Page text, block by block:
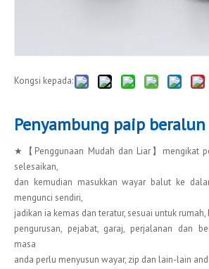
Kongsi kepada:
Penyambung paip beralun
★【Penggunaan Mudah dan Liar】mengikat
selesaikan,
dan kemudian masukkan wayar balut ke
mengunci sendiri,
jadikan ia kemas dan teratur, sesuai untuk rumah,
pengurusan, pejabat, garaj, perjalanan dan
masa
anda perlu menyusun wayar, zip dan lain-lain